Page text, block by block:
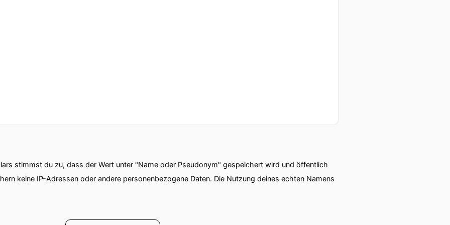
albumt
stimmst du zu, dass der Wert unter "Name oder Pseudonym" gespeichert wird und öffentlich
keine IP-Adressen oder andere personenbezogene Daten. Die Nutzung deines echten Namens